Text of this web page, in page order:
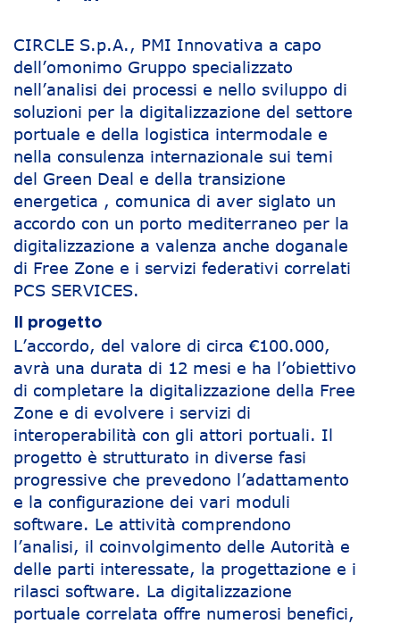
CIRCLE S.p.A., PMI Innovativa a capo
dell’omonimo Gruppo specializzato
nell’analisi dei processi e nello sviluppo di
soluzioni per la digitalizzazione del settore
portuale e della logistica intermodale e
nella consulenza internazionale sui temi
del Green Deal e della transizione
energetica , comunica di aver siglato un
accordo con un porto mediterraneo per la
digitalizzazione a valenza anche doganale
di Free Zone e i servizi federativi correlati
PCS SERVICES.
Il progetto
L’accordo, del valore di circa €100.000,
avrà una durata di 12 mesi e ha l’obiettivo
di completare la digitalizzazione della Free
Zone e di evolvere i servizi di
interoperabilità con gli attori portuali. Il
progetto è strutturato in diverse fasi
progressive che prevedono l’adattamento
e la configurazione dei vari moduli
software. Le attività comprendono
l’analisi, il coinvolgimento delle Autorità e
delle parti interessate, la progettazione e i
rilasci software. La digitalizzazione
portuale correlata offre numerosi benefici,